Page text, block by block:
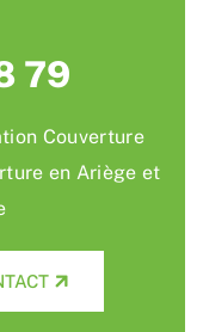
79
Couverture
en Ariège et